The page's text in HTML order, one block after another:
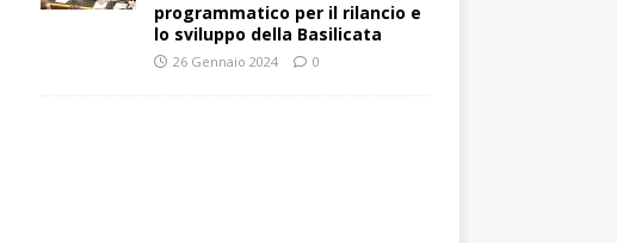
programmatico per il rilancio e
lo sviluppo della Basilicata
26 Gennaio 2024 0